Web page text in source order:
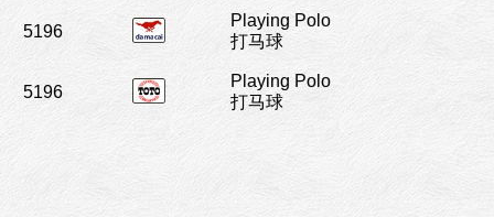
5196
Playing Polo
打马球
5196
Playing Polo
打马球